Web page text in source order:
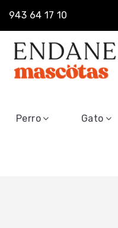
943 64 17 10
Perro Gato